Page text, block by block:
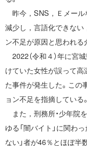
昨今，SNS，Ｅメール
減少し，言語化できな
ン不足が原因と思われる
2022（令和４）年に宮
けていた女性が誤って
た事件が発生した。こ
ョン不足を指摘している。
また，刑務所・少年院
ゆる「闇バイト」に関わ
ない」者が46％とほぼ